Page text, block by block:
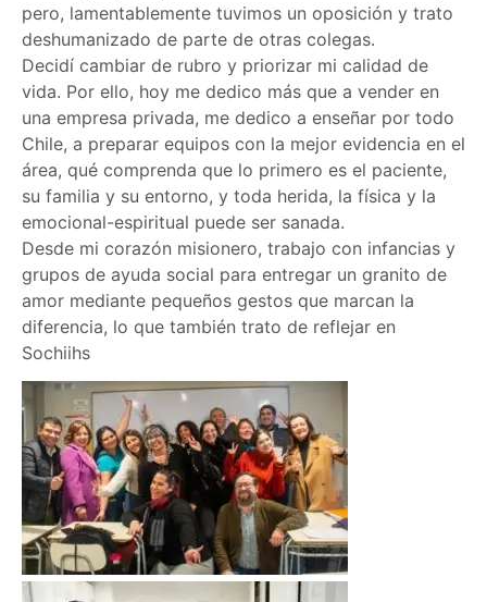
pero, lamentablemente tuvimos un oposición y trato
deshumanizado de parte de otras colegas.
Decidí cambiar de rubro y priorizar mi calidad de
vida. Por ello, hoy me dedico más que a vender en
una empresa privada, me dedico a enseñar por todo
Chile, a preparar equipos con la mejor evidencia en el
área, qué comprenda que lo primero es el paciente,
su familia y su entorno, y toda herida, la física y la
emocional-espiritual puede ser sanada.
Desde mi corazón misionero, trabajo con infancias y
grupos de ayuda social para entregar un granito de
amor mediante pequeños gestos que marcan la
diferencia, lo que también trato de reflejar en
Sochiihs